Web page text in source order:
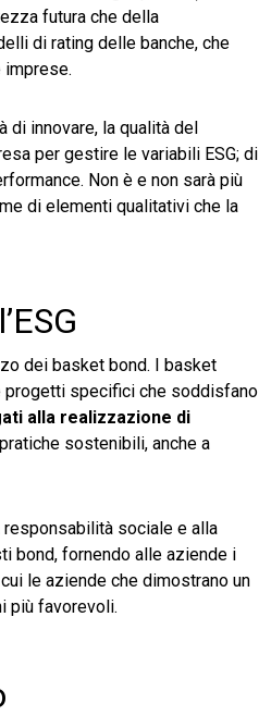
futura che della
di rating delle banche, che
imprese.
innovare, la qualità del
per gestire le variabili ESG; di
Non è e non sarà più
di elementi qualitativi che la
dei basket bond. I basket
progetti specifici che soddisfano
alla realizzazione di
sostenibili, anche a
responsabilità sociale e alla
bond, fornendo alle aziende i
le aziende che dimostrano un
più favorevoli.